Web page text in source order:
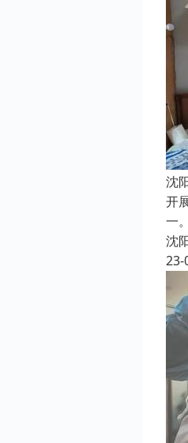
沈
开
一
沈
23-